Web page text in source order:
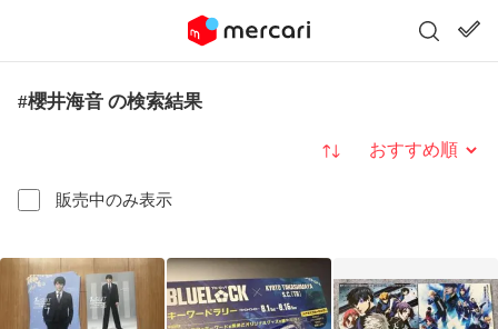
#櫻井海音 の検索結果
販売中のみ表示
並び替え